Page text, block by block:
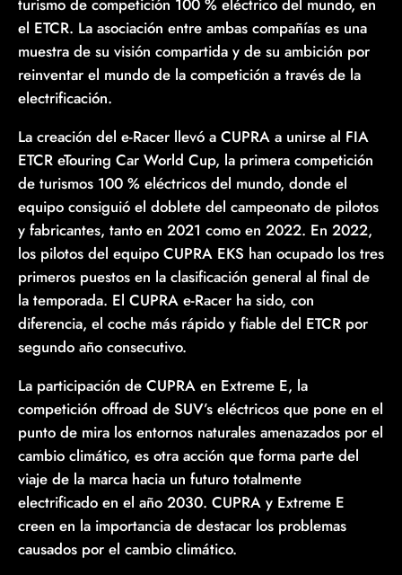
turismo de competición 100 % eléctrico del mundo, en
el ETCR. La asociación entre ambas compañías es una
muestra de su visión compartida y de su ambición por
reinventar el mundo de la competición a través de la
electrificación.
La creación del e-Racer llevó a CUPRA a unirse al FIA
ETCR eTouring Car World Cup, la primera competición
de turismos 100 % eléctricos del mundo, donde el
equipo consiguió el doblete del campeonato de pilotos
y fabricantes, tanto en 2021 como en 2022. En 2022,
los pilotos del equipo CUPRA EKS han ocupado los tres
primeros puestos en la clasificación general al final de
la temporada. El CUPRA e-Racer ha sido, con
diferencia, el coche más rápido y fiable del ETCR por
segundo año consecutivo.
La participación de CUPRA en Extreme E, la
competición offroad de SUV’s eléctricos que pone en el
punto de mira los entornos naturales amenazados por el
cambio climático, es otra acción que forma parte del
viaje de la marca hacia un futuro totalmente
electrificado en el año 2030. CUPRA y Extreme E
creen en la importancia de destacar los problemas
causados por el cambio climático.